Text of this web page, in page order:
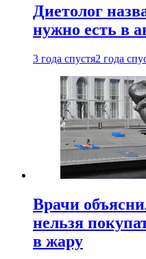
Диетолог
нужно есть в
3 года спустя2 года
Врачи
нельзя
в жару